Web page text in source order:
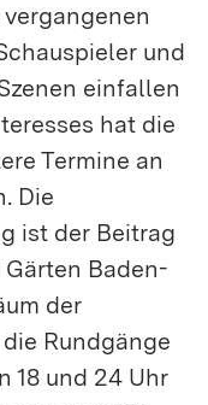
und
einfallen
hat die
Termine an
Die
ist der Beitrag
Baden-
der
die Rundgänge
18 und 24 Uhr